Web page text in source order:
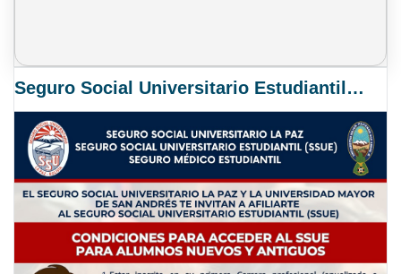
Seguro Social Universitario Estudiantil SSUE